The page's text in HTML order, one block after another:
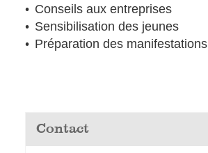
Conseils aux entreprises
Sensibilisation des jeunes
Préparation des manifestations
Contact